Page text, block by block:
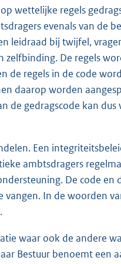
wettelijke regels
evenals van de
leidraad bij twijfel,
zelfbinding. De regels
regels in de code
daarop worden
de gedragscode kan
Een
ambtsdragers
De code en
In de woorden
waar ook de andere
Bestuur benoemt een